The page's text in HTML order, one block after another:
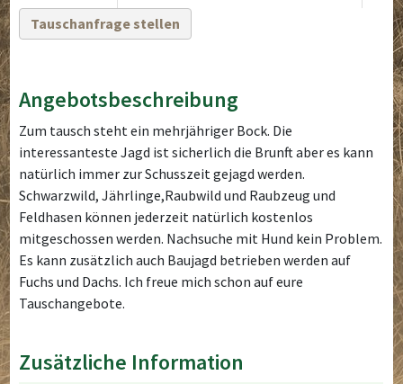
Tauschanfrage stellen
Angebotsbeschreibung
Zum tausch steht ein mehrjähriger Bock. Die
interessanteste Jagd ist sicherlich die Brunft aber es kann
natürlich immer zur Schusszeit gejagd werden.
Schwarzwild, Jährlinge,Raubwild und Raubzeug und
Feldhasen können jederzeit natürlich kostenlos
mitgeschossen werden. Nachsuche mit Hund kein Problem.
Es kann zusätzlich auch Baujagd betrieben werden auf
Fuchs und Dachs. Ich freue mich schon auf eure
Tauschangebote.
Zusätzliche Information